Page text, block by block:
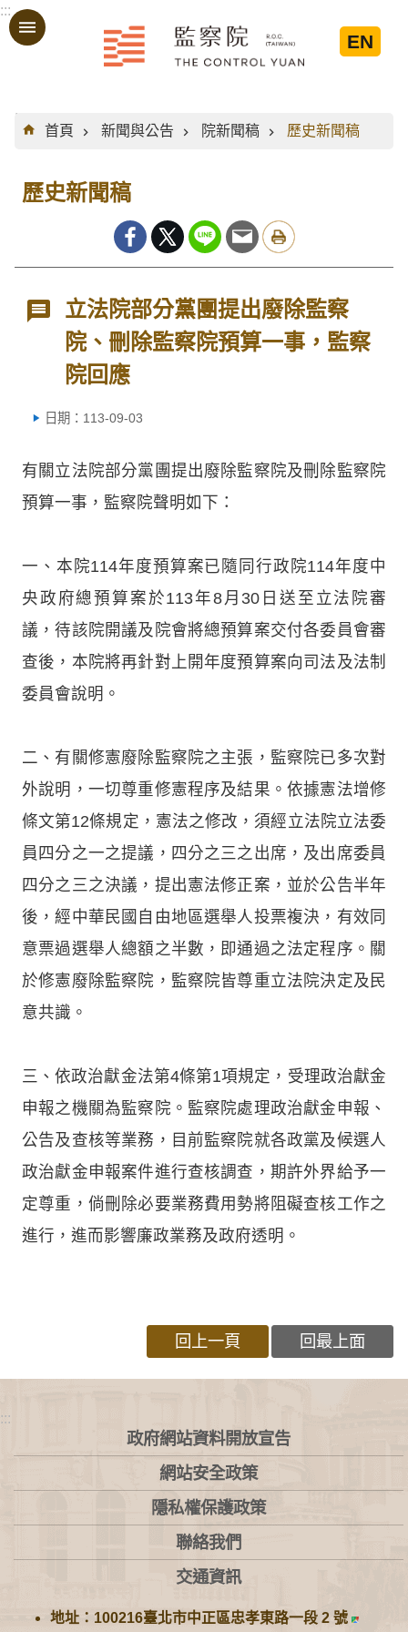
跳到主要內容區塊
:::
EN
:::
首頁
新聞與公告 院新聞稿 歷史新聞稿
歷史新聞稿
立法院部分黨團提出廢除監察
院、刪除監察院預算一事，監察
院回應
日期：113-09-03
有關立法院部分黨團提出廢除監察院及刪除監察院
預算一事，監察院聲明如下：
一、本院114年度預算案已隨同行政院114年度中
央政府總預算案於113年8月30日送至立法院審
議，待該院開議及院會將總預算案交付各委員會審
查後，本院將再針對上開年度預算案向司法及法制
委員會說明。
二、有關修憲廢除監察院之主張，監察院已多次對
外說明，一切尊重修憲程序及結果。依據憲法增修
條文第12條規定，憲法之修改，須經立法院立法委
員四分之一之提議，四分之三之出席，及出席委員
四分之三之決議，提出憲法修正案，並於公告半年
後，經中華民國自由地區選舉人投票複決，有效同
意票過選舉人總額之半數，即通過之法定程序。關
於修憲廢除監察院，監察院皆尊重立法院決定及民
意共識。
三、依政治獻金法第4條第1項規定，受理政治獻金
申報之機關為監察院。監察院處理政治獻金申報、
公告及查核等業務，目前監察院就各政黨及候選人
政治獻金申報案件進行查核調查，期許外界給予一
定尊重，倘刪除必要業務費用勢將阻礙查核工作之
進行，進而影響廉政業務及政府透明。
回上一頁 回最上面
:::
政府網站資料開放宣告
網站安全政策
隱私權保護政策
聯絡我們
交通資訊
地址：100216臺北市中正區忠孝東路一段 2 號